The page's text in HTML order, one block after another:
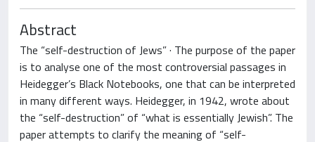
Abstract
The “self-destruction of Jews” · The purpose of the paper
is to analyse one of the most controversial passages in
Heidegger’s Black Notebooks, one that can be interpreted
in many different ways. Heidegger, in 1942, wrote about
the “self-destruction” of “what is essentially Jewish”. The
paper attempts to clarify the meaning of “self-